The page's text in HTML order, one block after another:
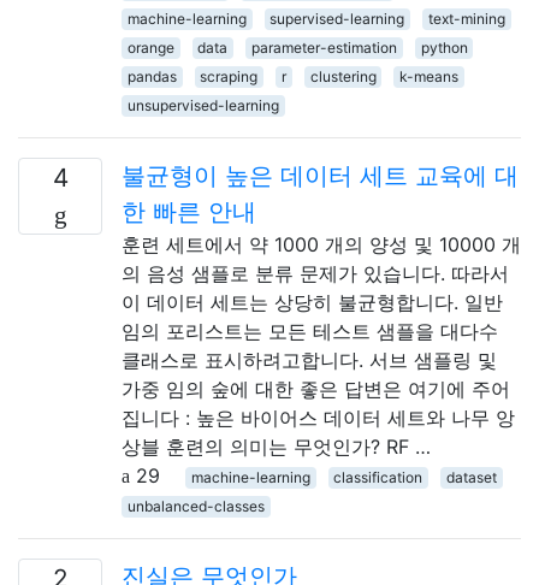
machine-learning
supervised-learning
text-mining
orange
data parameter-estimation
python
pandas
scraping r clustering
k-means
unsupervised-learning
4
불균형이 높은 데이터 세트 교육에 대
한 빠른 안내
훈련 세트에서 약 1000 개의 양성 및 10000 개
의 음성 샘플로 분류 문제가 있습니다. 따라서
이 데이터 세트는 상당히 불균형합니다. 일반
임의 포리스트는 모든 테스트 샘플을 대다수
클래스로 표시하려고합니다. 서브 샘플링 및
가중 임의 숲에 대한 좋은 답변은 여기에 주어
집니다 : 높은 바이어스 데이터 세트와 나무 앙
상블 훈련의 의미는 무엇인가? RF …
29
machine-learning classification
dataset
unbalanced-classes
2 진실은 무엇인가